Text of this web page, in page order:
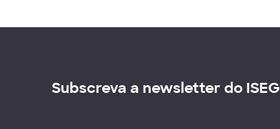
Subscreva a newsletter do ISEG